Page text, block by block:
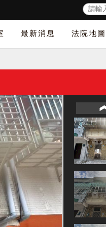
最新消息 法院地圖